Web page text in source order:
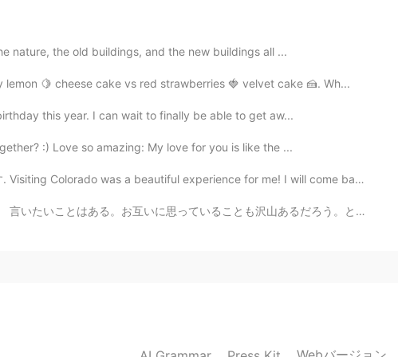
you! 🥰
うございます
2020.12.29 00:37
nature, the old buildings, and the new buildings all ...
🍋 cheese cake vs red strawberries 🍓 velvet cake 🍰. Wh...
this year. I can wait to finally be able to get aw...
:) Love so amazing: My love for you is like the ...
Colorado was a beautiful experience for me! I will come back to ...
ることも沢山あるだろう。ところが沈黙が続き、僕らはコーヒーを啜る。 そもそも会わなければよかったんじゃないかと一瞬思う...